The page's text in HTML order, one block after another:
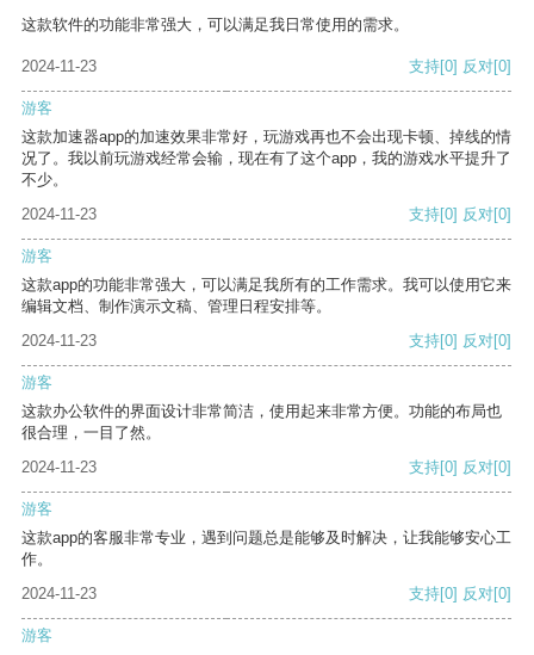
这款软件的功能非常强大，可以满足我日常使用的需求。
2024-11-23 支持[0] 反对[0]
游客
这款加速器app的加速效果非常好，玩游戏再也不会出现卡顿、掉线的情
况了。我以前玩游戏经常会输，现在有了这个app，我的游戏水平提升了
不少。
2024-11-23
支持[0] 反对[0]
游客
这款app的功能非常强大，可以满足我所有的工作需求。我可以使用它来
编辑文档、制作演示文稿、管理日程安排等。
2024-11-23
支持[0] 反对[0]
游客
这款办公软件的界面设计非常简洁，使用起来非常方便。功能的布局也
很合理，一目了然。
2024-11-23
支持[0] 反对[0]
游客
这款app的客服非常专业，遇到问题总是能够及时解决，让我能够安心工
作。
2024-11-23
支持[0] 反对[0]
游客